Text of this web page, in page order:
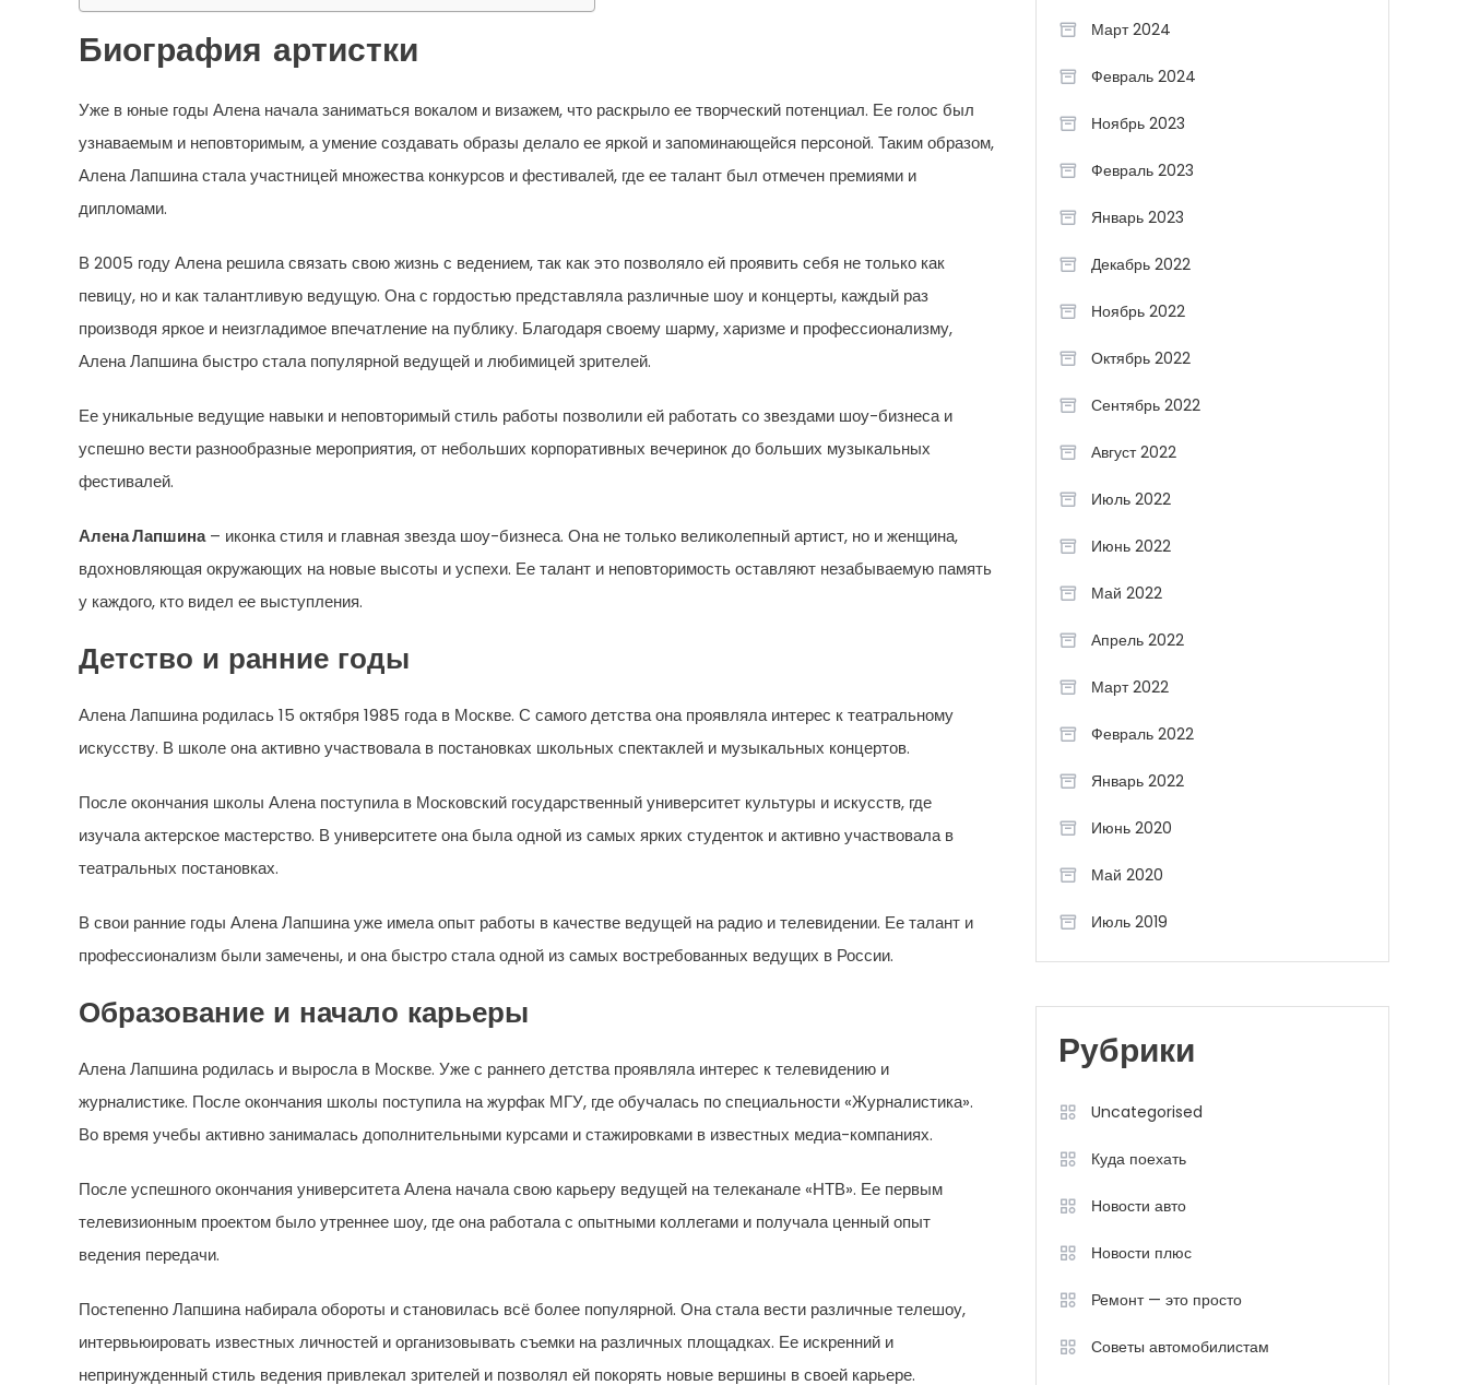
Биография артистки
Уже в юные годы Алена начала заниматься вокалом и визажем, что раскрыло ее творческий потенциал. Ее голос был
узнаваемым и неповторимым, а умение создавать образы делало ее яркой и запоминающейся персоной. Таким образом,
Алена Лапшина стала участницей множества конкурсов и фестивалей, где ее талант был отмечен премиями и
дипломами.
В 2005 году Алена решила связать свою жизнь с ведением, так как это позволяло ей проявить себя не только как
певицу, но и как талантливую ведущую. Она с гордостью представляла различные шоу и концерты, каждый раз
производя яркое и неизгладимое впечатление на публику. Благодаря своему шарму, харизме и профессионализму,
Алена Лапшина быстро стала популярной ведущей и любимицей зрителей.
Ее уникальные ведущие навыки и неповторимый стиль работы позволили ей работать со звездами шоу-бизнеса и
успешно вести разнообразные мероприятия, от небольших корпоративных вечеринок до больших музыкальных
фестивалей.
Алена Лапшина– иконка стиля и главная звезда шоу-бизнеса. Она не только великолепный артист, но и женщина,
вдохновляющая окружающих на новые высоты и успехи. Ее талант и неповторимость оставляют незабываемую память
у каждого, кто видел ее выступления.
Детство и ранние годы
Алена Лапшина родилась 15 октября 1985 года в Москве. С самого детства она проявляла интерес к театральному
искусству. В школе она активно участвовала в постановках школьных спектаклей и музыкальных концертов.
После окончания школы Алена поступила в Московский государственный университет культуры и искусств, где
изучала актерское мастерство. В университете она была одной из самых ярких студенток и активно участвовала в
театральных постановках.
В свои ранние годы Алена Лапшина уже имела опыт работы в качестве ведущей на радио и телевидении. Ее талант и
профессионализм были замечены, и она быстро стала одной из самых востребованных ведущих в России.
Образование и начало карьеры
Алена Лапшина родилась и выросла в Москве. Уже с раннего детства проявляла интерес к телевидению и
журналистике. После окончания школы поступила на журфак МГУ, где обучалась по специальности «Журналистика».
Во время учебы активно занималась дополнительными курсами и стажировками в известных медиа-компаниях.
После успешного окончания университета Алена начала свою карьеру ведущей на телеканале «НТВ». Ее первым
телевизионным проектом было утреннее шоу, где она работала с опытными коллегами и получала ценный опыт
ведения передачи.
Постепенно Лапшина набирала обороты и становилась всё более популярной. Она стала вести различные телешоу,
интервьюировать известных личностей и организовывать съемки на различных площадках. Ее искренний и
непринужденный стиль ведения привлекал зрителей и позволял ей покорять новые вершины в своей карьере.
Март 2024
Февраль 2024
Ноябрь 2023
Февраль 2023
Январь 2023
Декабрь 2022
Ноябрь 2022
Октябрь 2022
Сентябрь 2022
Август 2022
Июль 2022
Июнь 2022
Май 2022
Апрель 2022
Март 2022
Февраль 2022
Январь 2022
Июнь 2020
Май 2020
Июль 2019
Рубрики
Uncategorised
Куда поехать
Новости авто
Новости плюс
Ремонт — это просто
Советы автомобилистам